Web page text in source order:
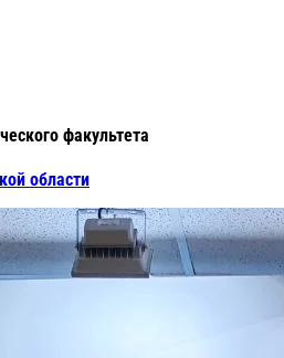
факультета
области